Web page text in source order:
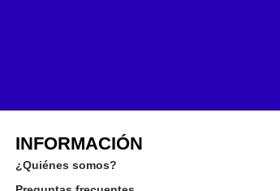
INFORMACIÓN
¿Quiénes somos?